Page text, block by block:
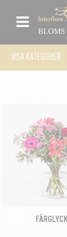
BLOMS
VISA KATEGORIER